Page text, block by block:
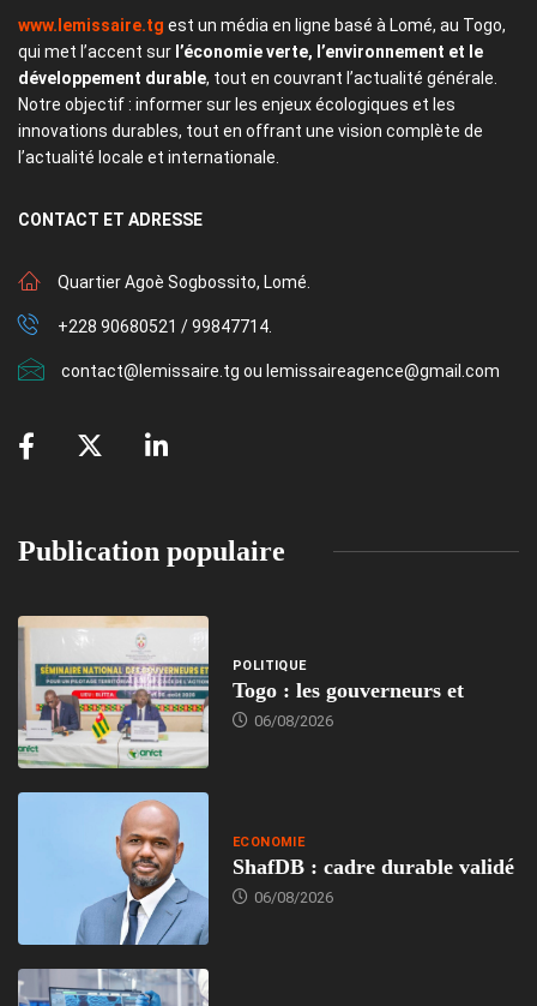
www.lemissaire.tg est un média en ligne basé à Lomé, au Togo,
qui met l’accent sur l’économie verte, l’environnement et le
développement durable, tout en couvrant l’actualité générale.
Notre objectif : informer sur les enjeux écologiques et les
innovations durables, tout en offrant une vision complète de
l’actualité locale et internationale.
CONTACT ET ADRESSE
Quartier Agoè Sogbossito, Lomé.
+228 90680521 / 99847714.
contact@lemissaire.tg ou lemissaireagence@gmail.com
Publication populaire
POLITIQUE
Togo : les gouverneurs et
06/08/2026
ECONOMIE
ShafDB : cadre durable validé
06/08/2026